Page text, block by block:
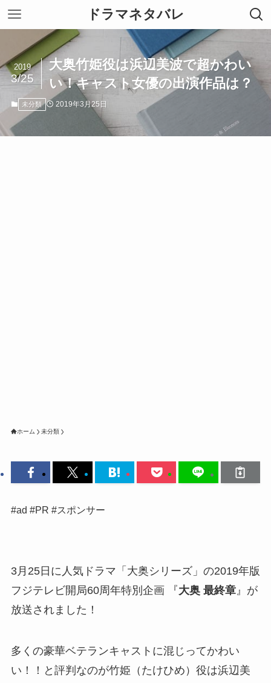
ドラマネタバレ
大奥竹姫役は浜辺美波で超かわい
い！キャスト女優の出演作品は？
2019
3/25
未分類 2019年3月25日
ホーム 未分類
#ad #PR #スポンサー
3月25日に人気ドラマ「大奥シリーズ」の2019年版
フジテレビ開局60周年特別企画 『大奥 最終章』が
放送されました！
多くの豪華ベテランキャストに混じってかわい
い！！と評判なのが竹姫（たけひめ）役は浜辺美